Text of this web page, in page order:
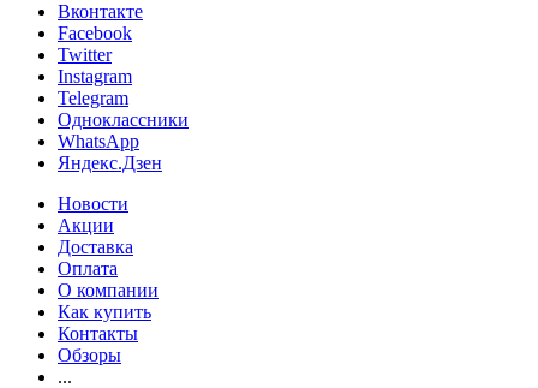
Вконтакте
Facebook
Twitter
Instagram
Telegram
Одноклассники
WhatsApp
Яндекс.Дзен
Новости
Акции
Доставка
Оплата
О компании
Как купить
Контакты
Обзоры
...